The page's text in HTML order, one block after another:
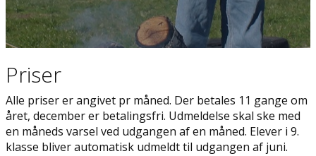
Priser
Alle priser er angivet pr måned. Der betales 11 gange om
året, december er betalingsfri. Udmeldelse skal ske med
en måneds varsel ved udgangen af en måned. Elever i 9.
klasse bliver automatisk udmeldt til udgangen af juni.